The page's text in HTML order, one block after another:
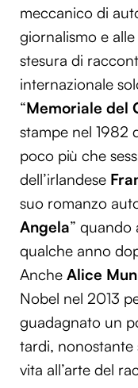
meccanico di
giornalismo e
stesura di
internazionale
“Memoriale del
stampe nel 1982
poco più che
dell’irlandese
suo romanzo
Angela” quando
qualche anno
Anche Alice
Nobel nel 2013
guadagnato un
tardi, nonostante
vita all’arte del